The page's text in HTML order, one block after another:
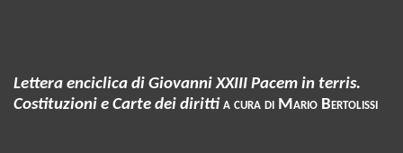
Lettera enciclica di Giovanni XXIII Pacem in terris.
Costituzioni e Carte dei dirittia cura di Mario Bertolissi